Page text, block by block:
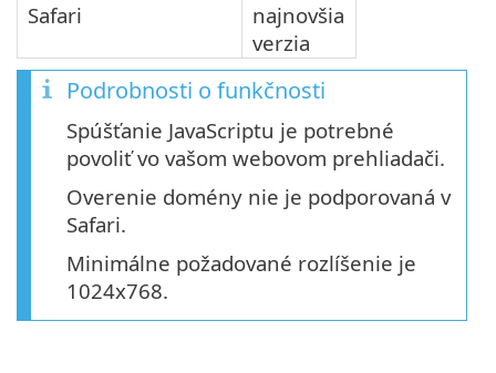
Safari
najnovšia
verzia
Podrobnosti o funkčnosti
Spúšťanie JavaScriptu je potrebné
povoliť vo vašom webovom prehliadači.
Overenie domény nie je podporovaná v
Safari.
Minimálne požadované rozlíšenie je
1024x768.